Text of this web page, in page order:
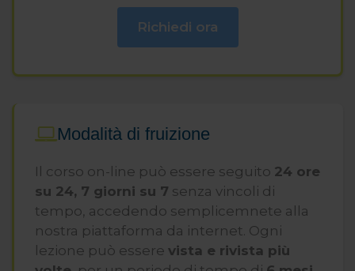
Richiedi ora
Modalità di fruizione
Il corso on-line può essere seguito 24 ore
su 24, 7 giorni su 7 senza vincoli di
tempo, accedendo semplicemnete alla
nostra piattaforma da internet. Ogni
lezione può essere vista e rivista più